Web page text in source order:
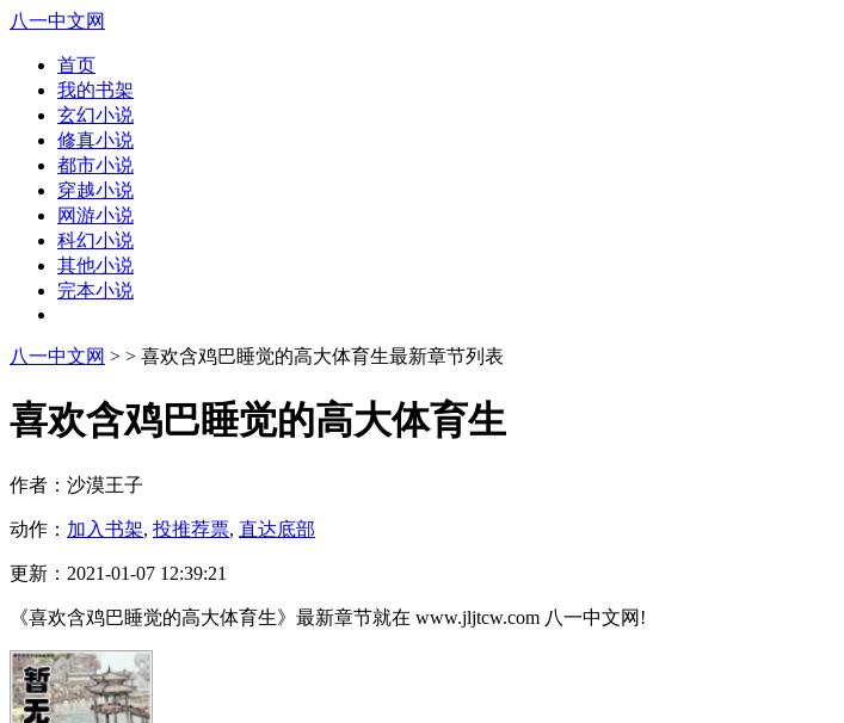
八一中文网
首页
我的书架
玄幻小说
修真小说
都市小说
穿越小说
网游小说
科幻小说
其他小说
完本小说
八一中文网 > > 喜欢含鸡巴睡觉的高大体育生最新章节列表
喜欢含鸡巴睡觉的高大体育生
作者：沙漠王子
动作： 加入书架, 投推荐票, 直达底部
更新：2021-01-07 12:39:21
《喜欢含鸡巴睡觉的高大体育生》最新章节就在 www.jljtcw.com 八一中文网!